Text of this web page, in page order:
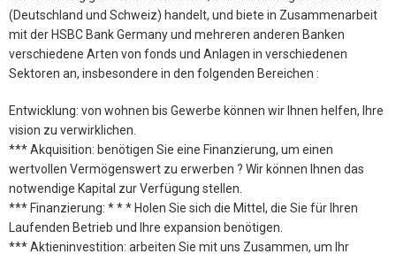
(Deutschland und Schweiz) handelt, und biete in Zusammenarbeit
mit der HSBC Bank Germany und mehreren anderen Banken
verschiedene Arten von fonds und Anlagen in verschiedenen
Sektoren an, insbesondere in den folgenden Bereichen :
Entwicklung: von wohnen bis Gewerbe können wir Ihnen helfen, Ihre
vision zu verwirklichen.
*** Akquisition: benötigen Sie eine Finanzierung, um einen
wertvollen Vermögenswert zu erwerben ? Wir können Ihnen das
notwendige Kapital zur Verfügung stellen.
*** Finanzierung: * * * Holen Sie sich die Mittel, die Sie für Ihren
Laufenden Betrieb und Ihre expansion benötigen.
*** Aktieninvestition: arbeiten Sie mit uns Zusammen, um Ihr